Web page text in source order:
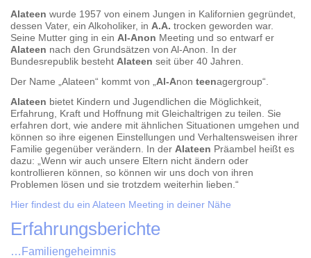
Alateen wurde 1957 von einem Jungen in Kalifornien gegründet,
dessen Vater, ein Alkoholiker, in A.A. trocken geworden war.
Seine Mutter ging in ein Al-Anon Meeting und so entwarf er
Alateen nach den Grundsätzen von Al-Anon. In der
Bundesrepublik besteht Alateen seit über 40 Jahren.
Der Name „Alateen“ kommt von „ Al-Anon teenagergroup“.
Alateen bietet Kindern und Jugendlichen die Möglichkeit,
Erfahrung, Kraft und Hoffnung mit Gleichaltrigen zu teilen. Sie
erfahren dort, wie andere mit ähnlichen Situationen umgehen und
können so ihre eigenen Einstellungen und Verhaltensweisen ihrer
Familie gegenüber verändern. In der Alateen Präambel heißt es
dazu: „Wenn wir auch unsere Eltern nicht ändern oder
kontrollieren können, so können wir uns doch von ihren
Problemen lösen und sie trotzdem weiterhin lieben.“
Hier findest du ein Alateen Meeting in deiner Nähe
Erfahrungsberichte
…Familiengeheimnis